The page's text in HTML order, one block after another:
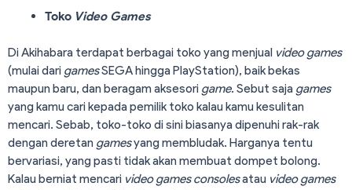
Toko Video Games
Di Akihabara terdapat berbagai toko yang menjual video games
(mulai dari gamesSEGA hingga PlayStation), baik bekas
maupun baru, dan beragam aksesori game. Sebut saja games
yang kamu cari kepada pemilik toko kalau kamu kesulitan
mencari. Sebab, toko-toko di sini biasanya dipenuhi rak-rak
dengan deretan gamesyang membludak. Harganya tentu
bervariasi, yang pasti tidak akan membuat dompet bolong.
Kalau berniat mencari video games consolesatau video games